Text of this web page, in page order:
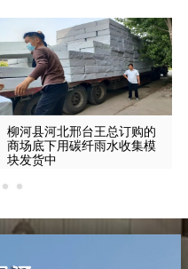
柳河县河北邢台王总订购的
商场底下用碳纤雨水收集模
块发货中